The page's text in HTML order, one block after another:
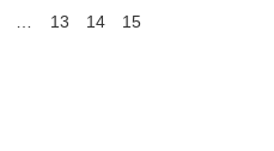
… 13 14 15